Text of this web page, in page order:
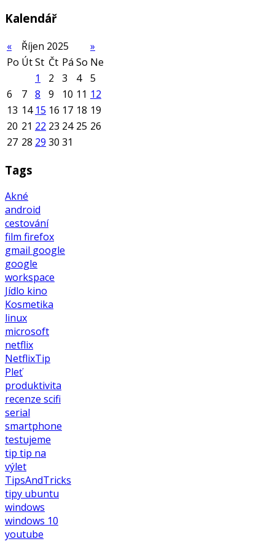
Kalendář
« Říjen 2025
»
Po ÚtSt Čt Pá So Ne
1
2 3 4
5
6
7 8 9 10 11 12
13 14 15 16 17 18 19
20 21 22 23 24 25 26
27 28 29 30 31
Tags
Akné
android
cestování
film firefox
gmail google
google
workspace
Jídlo kino
Kosmetika
linux
microsoft
netflix
NetflixTip
Pleť
produktivita
recenze scifi
serial
smartphone
testujeme
tip tip na
výlet
TipsAndTricks
tipy ubuntu
windows
windows 10
youtube